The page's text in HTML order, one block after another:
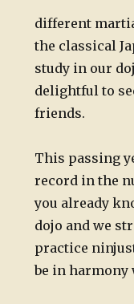
different
the classical
study in our
delightful to
friends.
This passing
record in the
you already
dojo and we
practice
be in harmony